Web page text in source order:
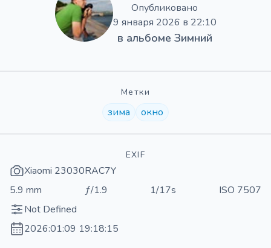
Опубликовано
9 января 2026 в 22:10
в альбоме Зимний
Метки
зима окно
EXIF
Xiaomi 23030RAC7Y
5.9 mm
ƒ/1.9 1/17s
ISO 7507
Not Defined
2026:01:09 19:18:15